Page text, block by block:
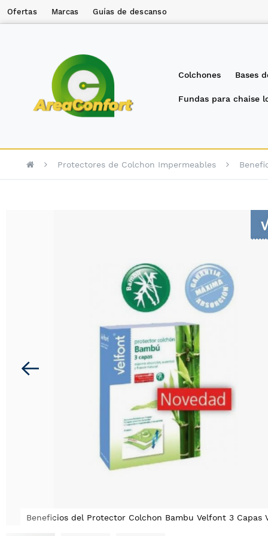
Ofertas Marcas Guías de descanso
Colchones Bases
Fundas para chaise
Protectores de Colchon Impermeables
Beneficios del Protector Colchon Bambu Velfont 3 Capas